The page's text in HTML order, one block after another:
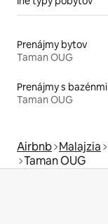
Prenájmy bytov
Taman OUG
Prenájmy s bazénmi
Taman OUG
Airbnb Malajzia
Taman OUG